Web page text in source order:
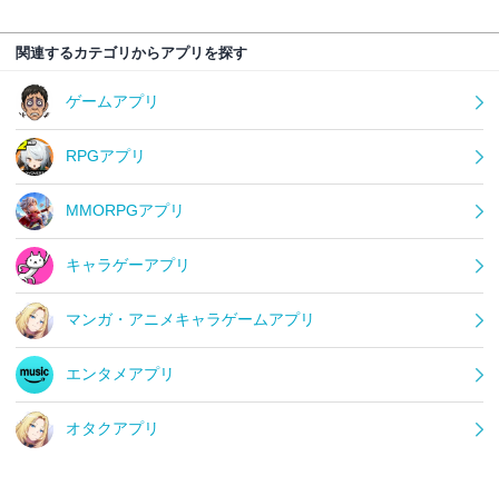
関連するカテゴリからアプリを探す
ゲームアプリ
RPGアプリ
MMORPGアプリ
キャラゲーアプリ
マンガ・アニメキャラゲームアプリ
エンタメアプリ
オタクアプリ